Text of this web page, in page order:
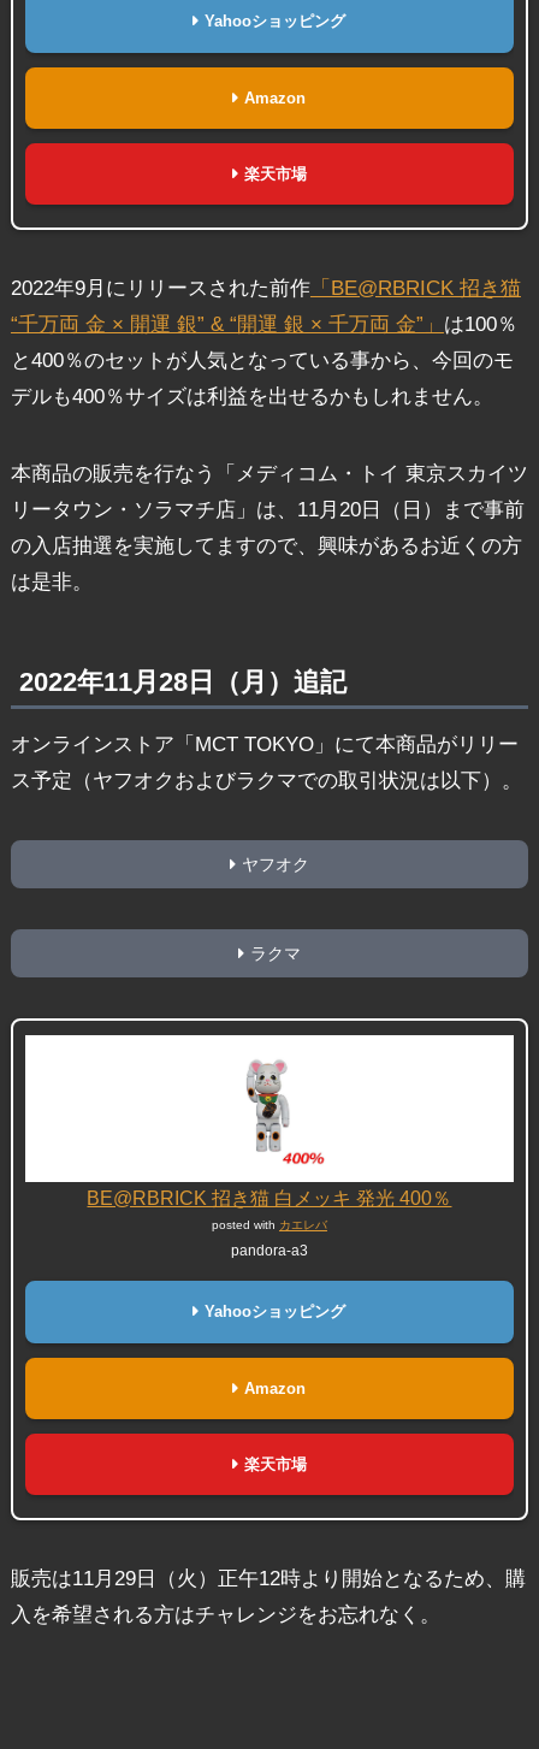
Yahooショッピング
Amazon
楽天市場
2022年9月にリリースされた前作「BE@RBRICK 招き猫
“千万両 金 × 開運 銀” & “開運 銀 × 千万両 金”」 は100％
と400％のセットが人気となっている事から、今回のモ
デルも400％サイズは利益を出せるかもしれません。
本商品の販売を行なう「メディコム・トイ 東京スカイツ
リータウン・ソラマチ店」は、11月20日（日）まで事前
の入店抽選を実施してますので、興味があるお近くの方
は是非。
2022年11月28日（月）追記
オンラインストア「MCT TOKYO」にて本商品がリリー
ス予定（ヤフオクおよびラクマでの取引状況は以下）。
ヤフオク
ラクマ
BE@RBRICK 招き猫 白メッキ 発光 400％
posted with カエレバ
pandora-a3
Yahooショッピング
Amazon
楽天市場
販売は11月29日（火）正午12時より開始となるため、購
入を希望される方はチャレンジをお忘れなく。